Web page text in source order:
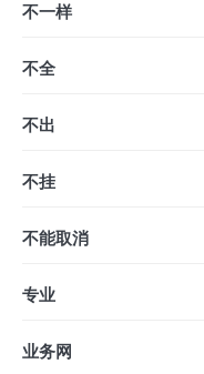
不一样
不全
不出
不挂
不能取消
专业
业务网